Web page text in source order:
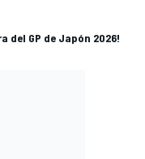
del GP de Japón 2026!